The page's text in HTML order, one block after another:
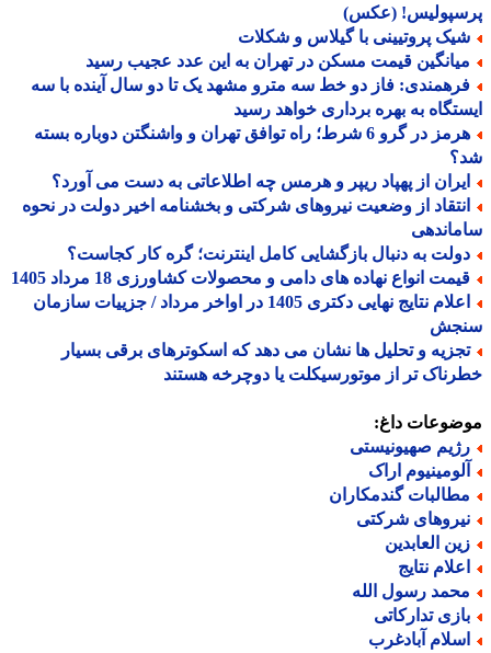
(عکس)
پروتیینی با گیلاس و شکلات
قیمت مسکن در تهران به این عدد عجیب رسید
فاز دو خط سه مترو مشهد یک تا دو سال آینده با سه
به بهره برداری خواهد رسید
هرمز در گرو 6 شرط؛ راه توافق تهران و واشنگتن دوباره بسته
از پهپاد ریپر و هرمس چه اطلاعاتی به دست می آورد؟
از وضعیت نیروهای شرکتی و بخشنامه اخیر دولت در نحوه
به دنبال بازگشایی کامل اینترنت؛ گره کار کجاست؟
انواع نهاده های دامی و محصولات کشاورزی 18 مرداد 1405
اعلام نتایج نهایی دکتری 1405 در اواخر مرداد / جزییات سازمان
و تحلیل ها نشان می دهد که اسکوترهای برقی بسیار
تر از موتورسیکلت یا دوچرخه هستند
داغ:
صهیونیستی
اراک
گندمکاران
شرکتی
العابدین
نتایج
رسول الله
تدارکاتی
آبادغرب